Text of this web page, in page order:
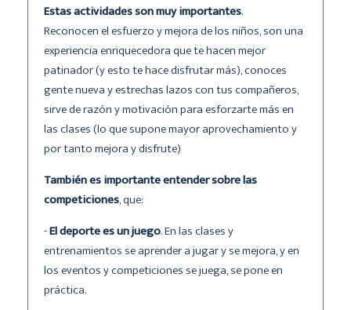
Estas actividades son muy importantes.
Reconocen el esfuerzo y mejora de los niños, son una
experiencia enriquecedora que te hacen mejor
patinador (y esto te hace disfrutar más), conoces
gente nueva y estrechas lazos con tus compañeros,
sirve de razón y motivación para esforzarte más en
las clases (lo que supone mayor aprovechamiento y
por tanto mejora y disfrute)
También es importante entender sobre las
competiciones, que:
-El deporte es un juego. En las clases y
entrenamientos se aprender a jugar y se mejora, y en
los eventos y competiciones se juega, se pone en
práctica.